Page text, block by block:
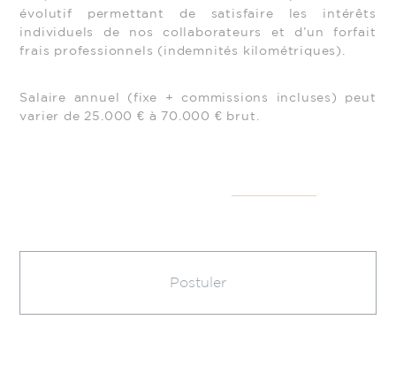
évolutif permettant de satisfaire les intérêts
individuels de nos collaborateurs et d’un forfait
frais professionnels (indemnités kilométriques).
Salaire annuel (fixe + commissions incluses) peut
varier de 25.000 € à 70.000 € brut.
Postuler